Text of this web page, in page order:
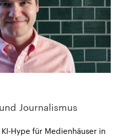
Journalismus
Hype für Medienhäuser in